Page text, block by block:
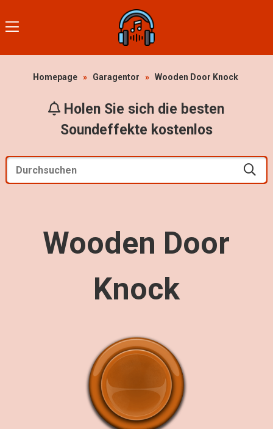
Homepage » Garagentor » Wooden Door Knock
Holen Sie sich die besten
Soundeffekte kostenlos
Wooden Door
Knock